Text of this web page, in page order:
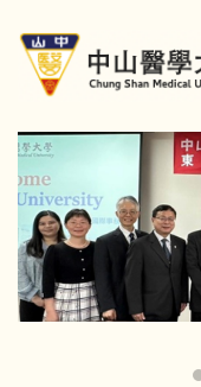
到
內
容
區